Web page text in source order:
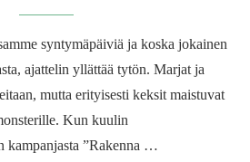
syntymäpäiviä ja koska jokainen
ajattelin yllättää tytön. Marjat ja
mutta erityisesti keksit maistuvat
Kun kuulin
”Rakenna …